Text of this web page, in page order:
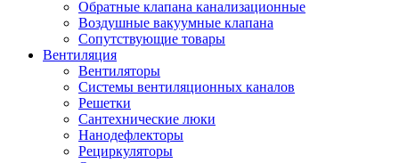
Обратные клапана канализационные
Воздушные вакуумные клапана
Сопутствующие товары
Вентиляция
Вентиляторы
Системы вентиляционных каналов
Решетки
Сантехнические люки
Нанодефлекторы
Рециркуляторы